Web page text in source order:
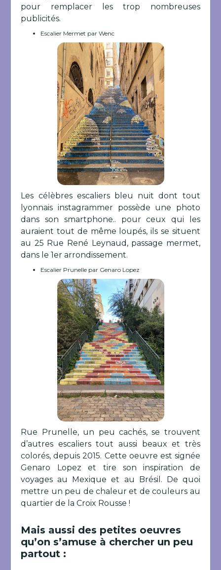
pour remplacer les trop nombreuses
publicités.
Escalier Mermet par Wenc
Les célèbres escaliers bleu nuit dont tout
lyonnais instagrammer possède une photo
dans son smartphone.. pour ceux qui les
auraient tout de même loupés, ils se situent
au 25 Rue René Leynaud, passage mermet,
dans le 1er arrondissement.
Escalier Prunelle par Genaro Lopez
Rue Prunelle, un peu cachés, se trouvent
d’autres escaliers tout aussi beaux et très
colorés, depuis 2015. Cette oeuvre est signée
Genaro Lopez et tire son inspiration de
voyages au Mexique et au Brésil. De quoi
mettre un peu de chaleur et de couleurs au
quartier de la Croix Rousse !
Mais aussi des petites oeuvres
qu’on s’amuse à chercher un peu
partout :